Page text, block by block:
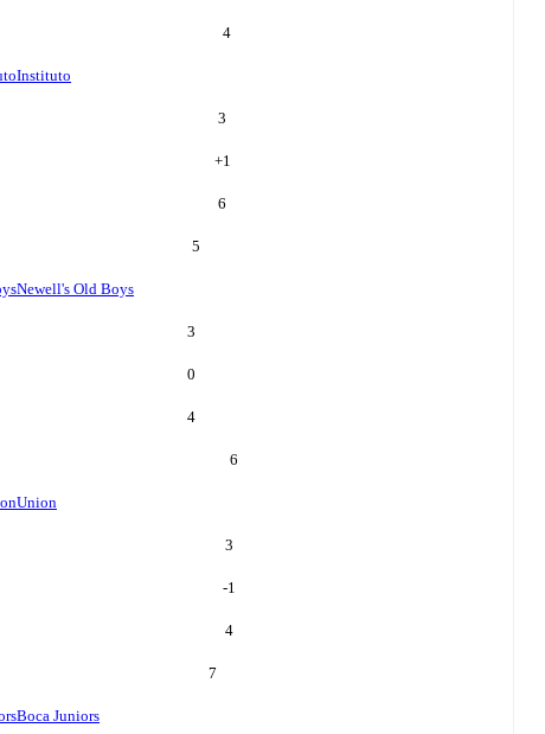
4
Instituto
3
+1
6
5
Newell's Old Boys
3
0
4
6
Union
3
-1
4
7
Boca Juniors